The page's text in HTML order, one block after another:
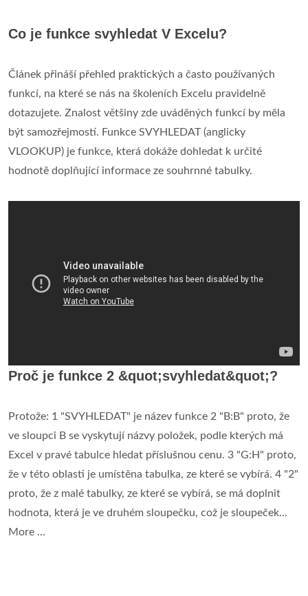
Co je funkce svyhledat V Excelu?
Článek přináší přehled praktických a často používaných
funkcí, na které se nás na školeních Excelu pravidelně
dotazujete. Znalost většiny zde uváděných funkcí by měla
být samozřejmostí. Funkce SVYHLEDAT (anglicky
VLOOKUP) je funkce, která dokáže dohledat k určité
hodnotě doplňující informace ze souhrnné tabulky.
Proč je funkce 2 &quot;svyhledat&quot;?
Protože: 1 "SVYHLEDAT" je název funkce 2 "B:B" proto, že
ve sloupci B se vyskytují názvy položek, podle kterých má
Excel v pravé tabulce hledat příslušnou cenu. 3 "G:H" proto,
že v této oblasti je umístěna tabulka, ze které se vybírá. 4 "2"
proto, že z malé tabulky, ze které se vybírá, se má doplnit
hodnota, která je ve druhém sloupečku, což je sloupeček...
More ...